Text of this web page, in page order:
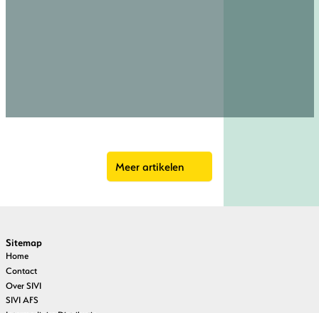
Meer artikelen
Sitemap
Home
Contact
Over SIVI
SIVI AFS